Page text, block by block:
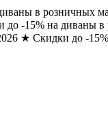
в розничных
до -15% на диваны в
★ Скидки до -